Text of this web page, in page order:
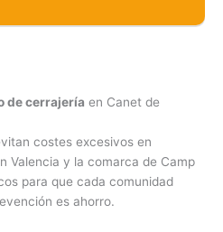
de cerrajería en Canet de
costes excesivos en
Valencia y la comarca de Camp
para que cada comunidad
es ahorro.